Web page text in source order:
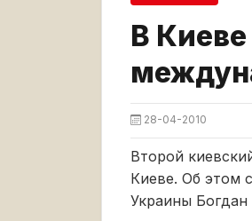
В
28-04-2010
Второй
Киеве. Об этом
Украины